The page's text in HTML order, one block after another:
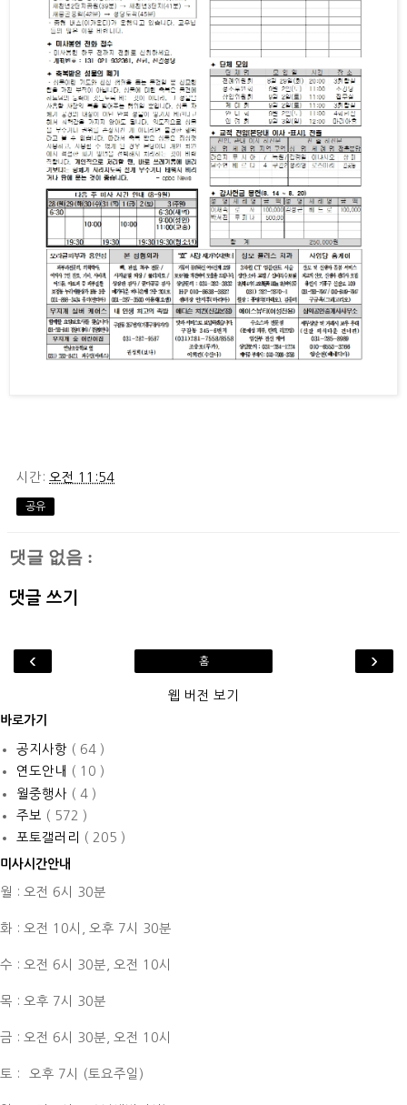
시간: 오전 11:54
공유
댓글 없음 :
댓글 쓰기
‹ ›
홈
웹 버전 보기
바로가기
공지사항 ( 64 )
연도안내
( 10 )
월중행사 ( 4 )
주보
( 572 )
포토갤러리
( 205 )
미사시간안내
월 : 오전 6시 30분
화 : 오전 10시, 오후 7시 30분
수 : 오전 6시 30분, 오전 10시
목 : 오후 7시 30분
금 : 오전 6시 30분, 오전 10시
토 : 오후 7시 (토요주일)